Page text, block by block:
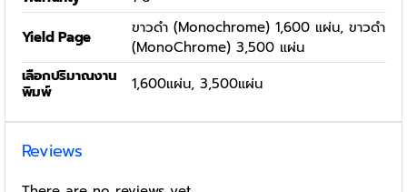
Yield Page
ขาวดำ (Monochrome) 1,600 แผ่น, ขาวดำ
(MonoChrome) 3,500 แผ่น
เลือกปริมาณงาน
พิมพ์
1,600แผ่น, 3,500แผ่น
Reviews